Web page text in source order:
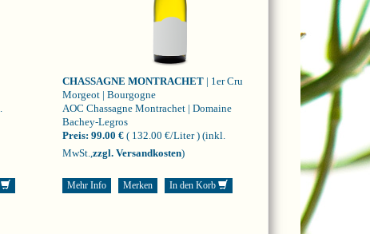
CHASSAGNE MONTRACHET | 1er Cru
Morgeot | Bourgogne
AOC Chassagne Montrachet | Domaine
Bachey-Legros
Preis: 99.00 € ( 132.00 €/Liter ) (inkl.
MwSt., zzgl. Versandkosten)
Mehr Info Merken In den Korb